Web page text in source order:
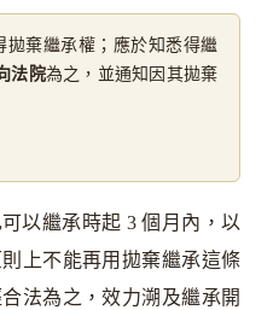
拋棄繼承權；應於知悉得繼
法院為之，並通知因其拋棄
以繼承時起 3 個月內，以
上不能再用拋棄繼承這條
法為之，效力溯及繼承開